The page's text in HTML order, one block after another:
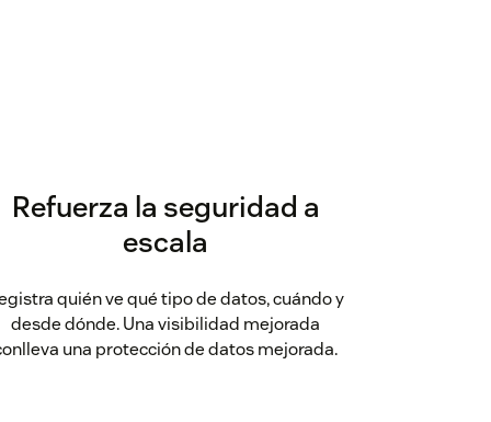
Refuerza la seguridad a
escala
quién ve qué tipo de datos, cuándo y
desde dónde. Una visibilidad mejorada
una protección de datos mejorada.